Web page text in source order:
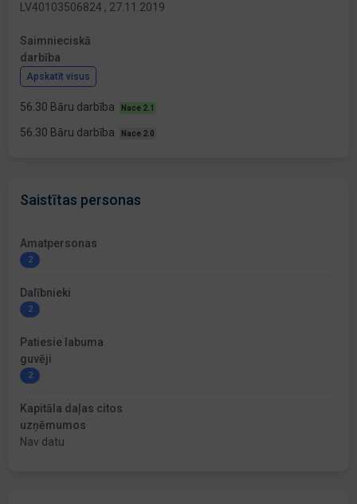
LV40103506824 , 27.11.2019
Saimnieciskā
darbība
Apskatīt visus
56.30 Bāru darbība Nace 2.1
56.30 Bāru darbība Nace 2.0
Saistītas personas
Amatpersonas
2
Dalībnieki
2
Patiesie labuma
guvēji
2
Kapitāla daļas citos
uzņēmumos
Nav datu